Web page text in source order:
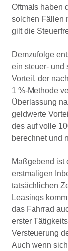
Oftmals haben
solchen Fällen
gilt die
Demzufolge
ein steuer- und
Vorteil, der
1 %-Methode
Überlassung
geldwerte
des auf volle
berechnet und
Maßgebend ist
erstmaligen
tatsächlichen
Leasings
das Fahrrad
erster
Versteuerung
Auch wenn